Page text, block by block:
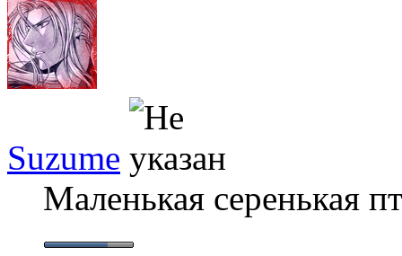
Suzume
Маленькая серенькая